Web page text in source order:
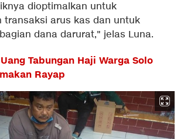
dioptimalkan untuk
transaksi arus kas dan untuk
dana darurat," jelas Luna.
Tabungan Haji Warga Solo
Rayap